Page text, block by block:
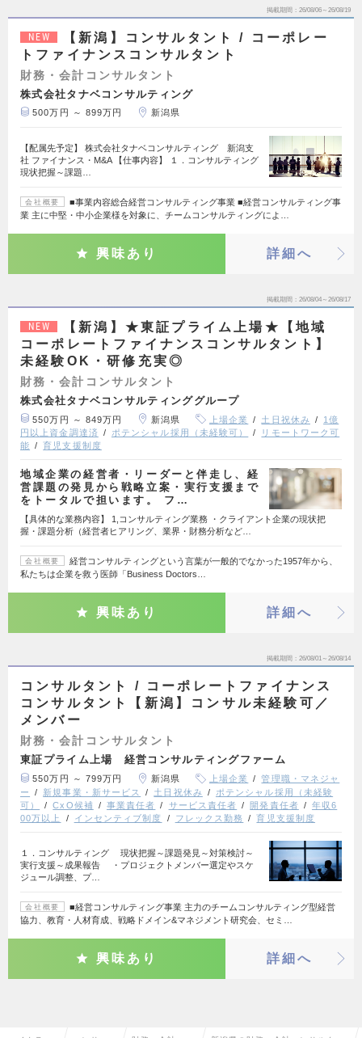
掲載期間 26/08/06～26/08/19
NEW
【新潟】コンサルタント / コーポレー
トファイナンスコンサルタント
財務・会計コンサルタント
株式会社タナベコンサルティング
500万円 ～ 899万円 新潟県
【配属先予定】 株式会社タナベコンサルティング 新潟支
社 ファイナンス・M&A 【仕事内容】 １．コンサルティング
現状把握～課題…
会社概要
■事業内容総合経営コンサルティング事業 ■経営コンサルティング事
業 主に中堅・中小企業様を対象に、チームコンサルティングによ…
興味あり 詳細へ
掲載期間 26/08/04～26/08/17
NEW
【新潟】★東証プライム上場★【地域
コーポレートファイナンスコンサルタント】
未経験OK・研修充実◎
財務・会計コンサルタント
株式会社タナベコンサルティンググループ
550万円 ～ 849万円 新潟県 上場企業 土日祝休み
1億
円以上資金調達済
ポテンシャル採用（未経験可）
リモートワーク可
能
育児支援制度
地域企業の経営者・リーダーと伴走し、経
営課題の発見から戦略立案・実行支援まで
をトータルで担います。 フ…
【具体的な業務内容】 1,コンサルティング業務 ・クライアント企業の現状把
握・課題分析（経営者ヒアリング、業界・財務分析など…
会社概要
経営コンサルティングという言葉が一般的でなかった1957年から、
私たちは企業を救う医師「Business Doctors…
興味あり 詳細へ
掲載期間 26/08/01～26/08/14
コンサルタント / コーポレートファイナンス
コンサルタント【新潟】コンサル未経験可／
メンバー
財務・会計コンサルタント
東証プライム上場 経営コンサルティングファーム
550万円 ～ 799万円 新潟県 上場企業
管理職・マネジャ
ー
新規事業・新サービス 土日祝休み
ポテンシャル採用（未経験
可）
CxO候補 事業責任者 サービス責任者 開発責任者
年収6
00万以上
インセンティブ制度 フレックス勤務 育児支援制度
１．コンサルティング 現状把握～課題発見～対策検討～
実行支援～成果報告 ・プロジェクトメンバー選定やスケ
ジュール調整、プ…
会社概要
■経営コンサルティング事業 主力のチームコンサルティング型経営
協力、教育・人材育成、戦略ドメイン&マネジメント研究会、セミ…
興味あり 詳細へ